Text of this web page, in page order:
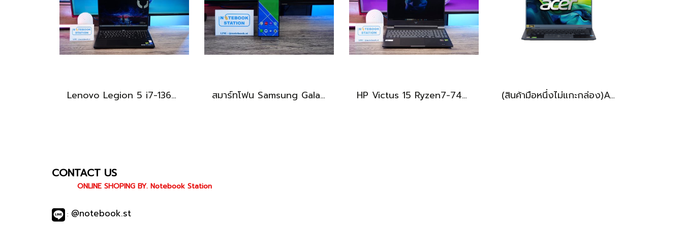
Lenovo Legion 5 i7-13650HX RTX5060(8GB) RAM16 512GB M.2 จอ15.3นิ้ว FHD+ 165Hz เกมมิ่งสเปคสูง คีย์บอร์ดไฟสีขาว ดีไซน์เรียบหรูดูทันสมัย ประกันศูนย์ยาวถึงปี2028 เครื่องพร้อมใช้งานในราคาสุดคุ้มเพียง 39,990.- สมาร์ทโฟน Samsung Galaxy S24 ULTRA (12+512GB) BLACK (5G) ขายเพียง 18,990.- เท่านั้น HP Victus 15 Ryzen7-7445HS RTX4050(6GB) Ram16 SSD512GB จอ15.6 FHD 144Hz เกมมิ่งสเปคสูง มีประกันศูนย์ เพียง 26,900.- (สินค้ามือหนึ่งไม่แกะกล่อง)Acer Swift Go 14 AIรุ่นใหม่ IntelCoreUltra5-228V Ram32 SSD1TB จอ14นิ้ว OLED WUXGA จอสวยคมชัด สเปคสูงทำงานเก่ง มีAIBoost ดีไซน์เบาบางเพียง1.24KG อุปกรณ์ครบกล่องพร้อมประกันศูนย์ยาว2029 ราคาเพียง 30,990.- เท่านั้น
CONTACT US
ONLINE SHOPING BY. Notebook Station
: @notebook.st